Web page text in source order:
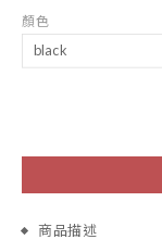
顏色
商品描述